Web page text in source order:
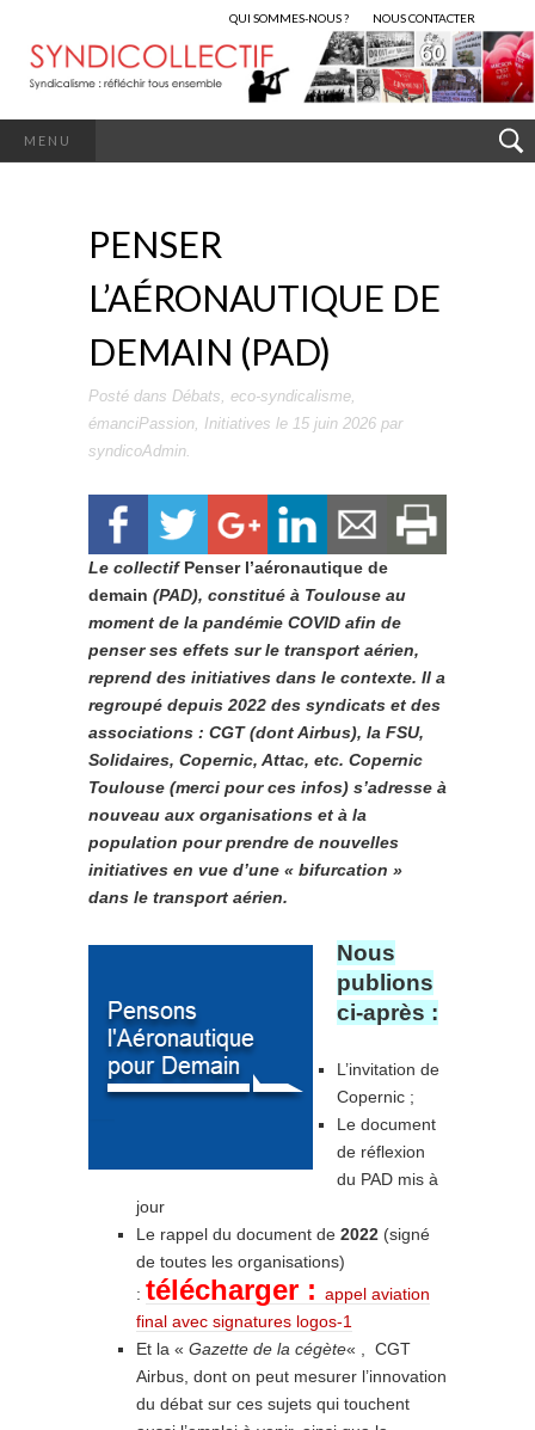
QUI SOMMES-NOUS ? NOUS CONTACTER
MENU
PENSER
L’AÉRONAUTIQUE DE
DEMAIN (PAD)
Posté dans Débats, eco-syndicalisme,
émanciPassion, Initiatives le 15 juin 2026 par
syndicoAdmin.
Le collectif Penser l’aéronautique de
demain (PAD), constitué à Toulouse au
moment de la pandémie COVID afin de
penser ses effets sur le transport aérien,
reprend des initiatives dans le contexte. Il a
regroupé depuis 2022 des syndicats et des
associations : CGT (dont Airbus), la FSU,
Solidaires, Copernic, Attac, etc. Copernic
Toulouse (merci pour ces infos) s’adresse à
nouveau aux organisations et à la
population pour prendre de nouvelles
initiatives en vue d’une « bifurcation »
dans le transport aérien.
Nous
publions
ci-après :
L’invitation de
Copernic ;
Le document
de réflexion
du PAD mis à
jour
Le rappel du document de 2022 (signé
de toutes les organisations)
: télécharger : appel aviation
final avec signatures logos-1
Et la « Gazette de la cégète« , CGT
Airbus, dont on peut mesurer l’innovation
du débat sur ces sujets qui touchent